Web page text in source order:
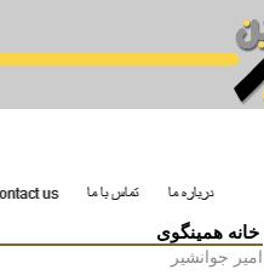
خانه همینگوی
امیر جوانشیر